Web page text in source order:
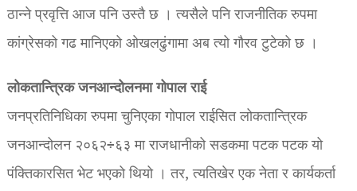
ठान्ने प्रवृत्ति आज पनि उस्तै छ । त्यसैले पनि राजनीतिक रुपमा
कांग्रेसको गढ मानिएको ओखलढुंगामा अब त्यो गौरव टुटेको छ ।
लोकतान्त्रिक जनआन्दोलनमा गोपाल राई
जनप्रतिनिधिका रुपमा चुनिएका गोपाल राईसित लोकतान्त्रिक
जनआन्दोलन २०६२÷६३ मा राजधानीको सडकमा पटक पटक यो
पंक्तिकारसित भेट भएको थियो । तर, त्यतिखेर एक नेता र कार्यकर्ता